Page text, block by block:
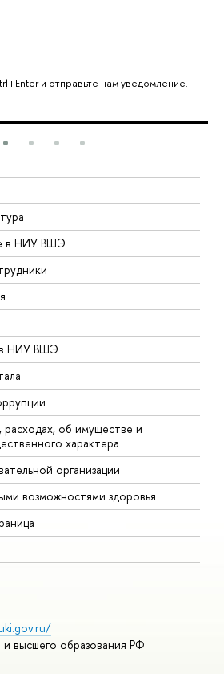
и отправьте нам уведомление.
в НИУ ВШЭ
в НИУ ВШЭ
об имуществе и
характера
организации
возможностями здоровья
высшего образования РФ